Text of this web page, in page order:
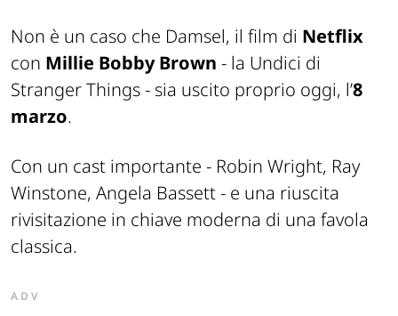
Non è un caso che Damsel, il film di Netflix
con Millie Bobby Brown - la Undici di
Stranger Things - sia uscito proprio oggi, l’8
marzo.
Con un cast importante - Robin Wright, Ray
Winstone, Angela Bassett - e una riuscita
rivisitazione in chiave moderna di una favola
classica.
ADV